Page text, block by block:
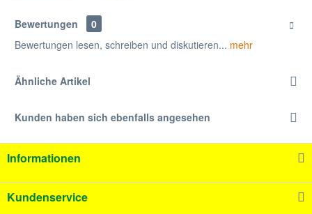
Bewertungen
0
Bewertungen lesen, schreiben und diskutieren... mehr
Ähnliche Artikel
Kunden haben sich ebenfalls angesehen
Informationen
Kundenservice